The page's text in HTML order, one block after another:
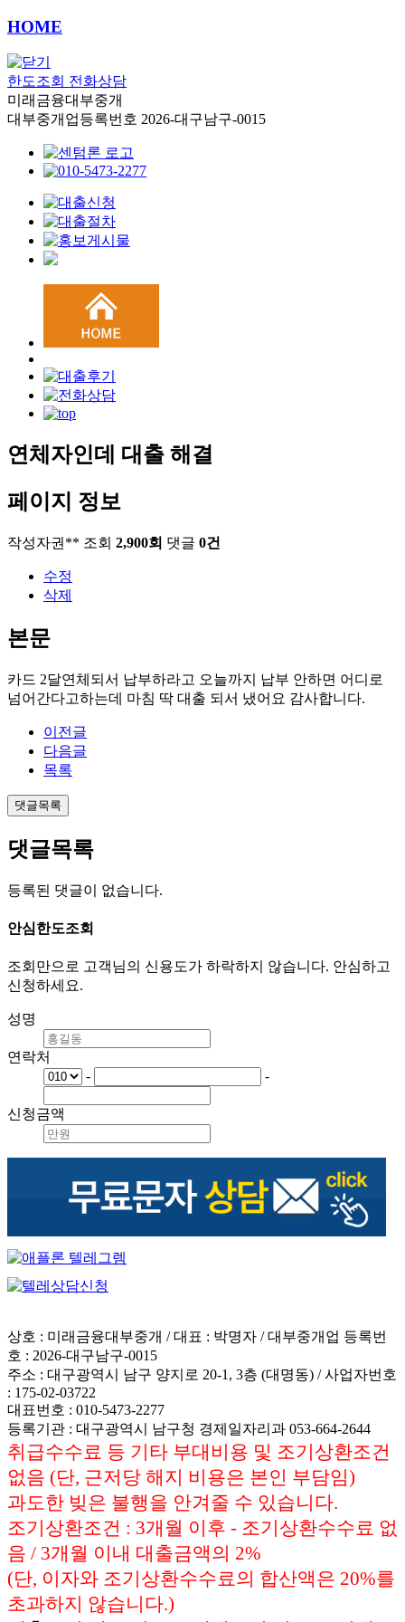
HOME
한도조회 전화상담
미래금융대부중개
대부중개업등록번호 2026-대구남구-0015
연체자인데 대출 해결
페이지 정보
작성자권** 조회 2,900회 댓글 0건
수정
삭제
본문
카드 2달연체되서 납부하라고 오늘까지 납부 안하면 어디로
넘어간다고하는데 마침 딱 대출 되서 냈어요 감사합니다.
이전글
다음글
목록
댓글목록
댓글목록
등록된 댓글이 없습니다.
안심한도조회
조회만으로 고객님의 신용도가 하락하지 않습니다. 안심하고
신청하세요.
성명
연락처
-
-
신청금액
상호 : 미래금융대부중개 / 대표 : 박명자 / 대부중개업 등록번
호 : 2026-대구남구-0015
주소 : 대구광역시 남구 양지로 20-1, 3층 (대명동) / 사업자번호
: 175-02-03722
대표번호 : 010-5473-2277
등록기관 : 대구광역시 남구청 경제일자리과 053-664-2644
취급수수료 등 기타 부대비용 및 조기상환조건
없음 (단, 근저당 해지 비용은 본인 부담임)
과도한 빚은 불행을 안겨줄 수 있습니다.
조기상환조건 : 3개월 이후 - 조기상환수수료 없
음 / 3개월 이내 대출금액의 2%
(단, 이자와 조기상환수수료의 합산액은 20%를
초과하지 않습니다.)